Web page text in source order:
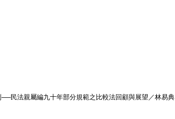
民法親屬編九十年部分規範之比較法回顧與展望／林易典